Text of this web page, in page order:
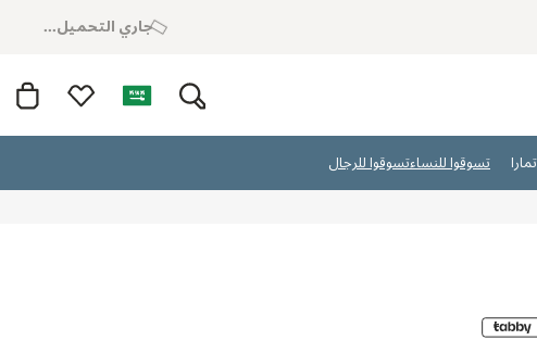
جاري التحميل...
تسوقوا للنساءتسوقوا للرجال